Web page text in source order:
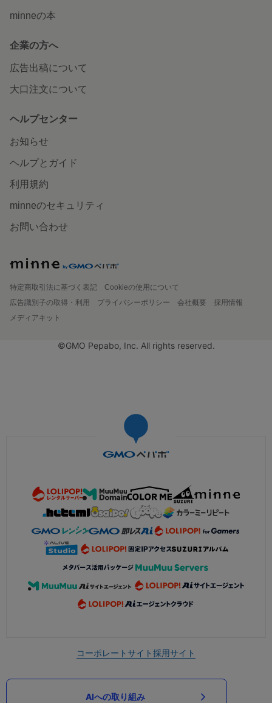
minneの本
企業の方へ
広告出稿について
大口注文について
ヘルプセンター
お知らせ
ヘルプとガイド
利用規約
minneのセキュリティ
お問い合わせ
特定商取引法に基づく表記
Cookieの使用について
広告識別子の取得・利用
プライバシーポリシー 会社概要
採用情報
メディアキット
©GMO Pepabo, Inc. All rights reserved.
コーポレートサイト採用サイト
AIへの取り組み